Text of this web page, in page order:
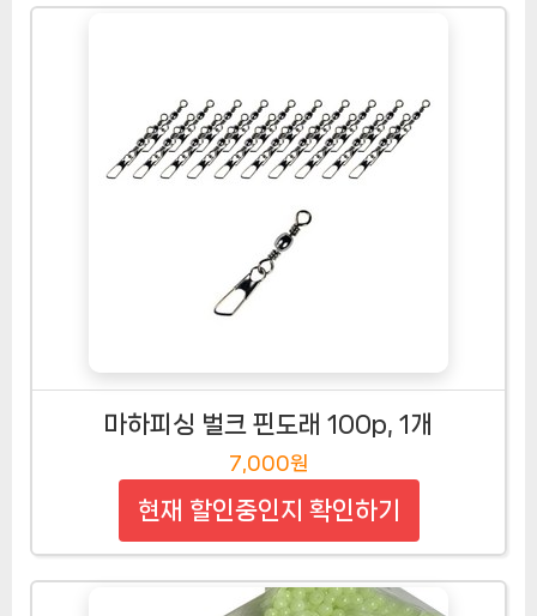
마하피싱 벌크 핀도래 100p, 1개
7,000원
현재 할인중인지 확인하기